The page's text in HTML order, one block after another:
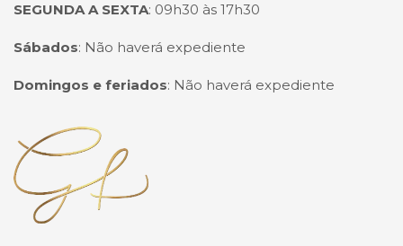
SEGUNDA A SEXTA: 09h30 às 17h30
Sábados: Não haverá expediente
Domingos e feriados: Não haverá expediente
Página inicial